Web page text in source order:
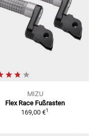
MIZU
Flex Race Fußrasten
169,00 €1